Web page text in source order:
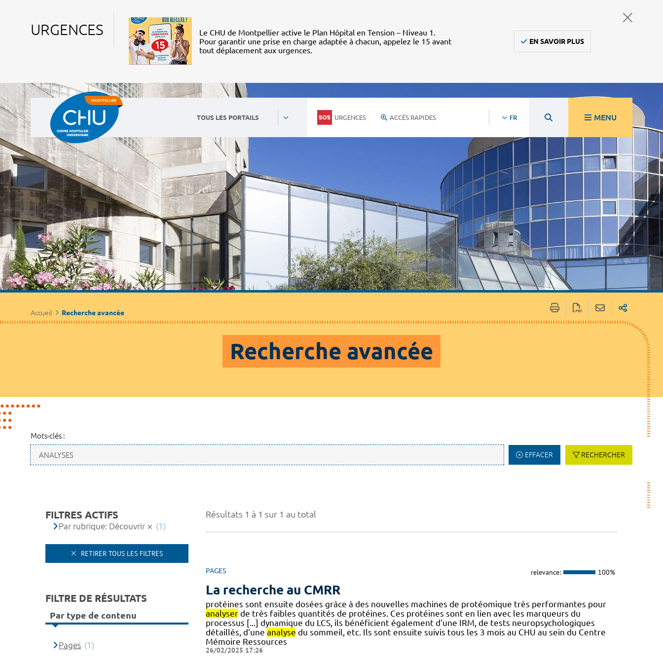
URGENCES
Le CHU de Montpellier active le Plan Hôpital en Tension – Niveau 1.
Pour garantir une prise en charge adaptée à chacun, appelez le 15 avant
tout déplacement aux urgences.
EN SAVOIR PLUS
TOUS LES PORTAILS URGENCES ACCÈS RAPIDES FR MENU
Accueil Recherche avancée
Recherche avancée
Mots-clés :
EFFACER RECHERCHER
Résultats 1 à 1 sur 1 au total
PAGES relevance: 100%
La recherche au CMRR
protéines sont ensuite dosées grâce à des nouvelles machines de protéomique très performantes pour
analyserde très faibles quantités de protéines. Ces protéines sont en lien avec les marqueurs du
processus [...] dynamique du LCS, ils bénéficient également d'une IRM, de tests neuropsychologiques
détaillés, d'une analyse du sommeil, etc. Ils sont ensuite suivis tous les 3 mois au CHU au sein du Centre
Mémoire Ressources
26/02/2025 17:26
FILTRES ACTIFS
Par rubrique: Découvrir (1)
RETIRER TOUS LES FILTRES
FILTRE DE RÉSULTATS
Par type de contenu
Pages (1)